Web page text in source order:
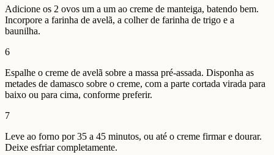
Adicione os 2 ovos um a um ao creme de manteiga, batendo bem.
Incorpore a farinha de avelã, a colher de farinha de trigo e a
baunilha.
6
Espalhe o creme de avelã sobre a massa pré-assada. Disponha as
metades de damasco sobre o creme, com a parte cortada virada para
baixo ou para cima, conforme preferir.
7
Leve ao forno por 35 a 45 minutos, ou até o creme firmar e dourar.
Deixe esfriar completamente.